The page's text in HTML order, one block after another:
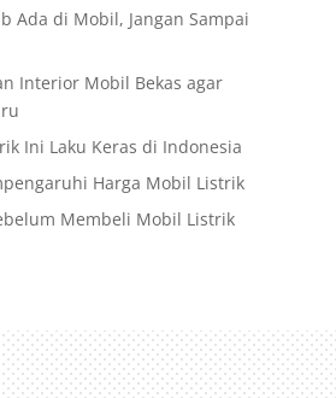
Ada di Mobil, Jangan Sampai
Interior Mobil Bekas agar
Ini Laku Keras di Indonesia
Harga Mobil Listrik
Membeli Mobil Listrik